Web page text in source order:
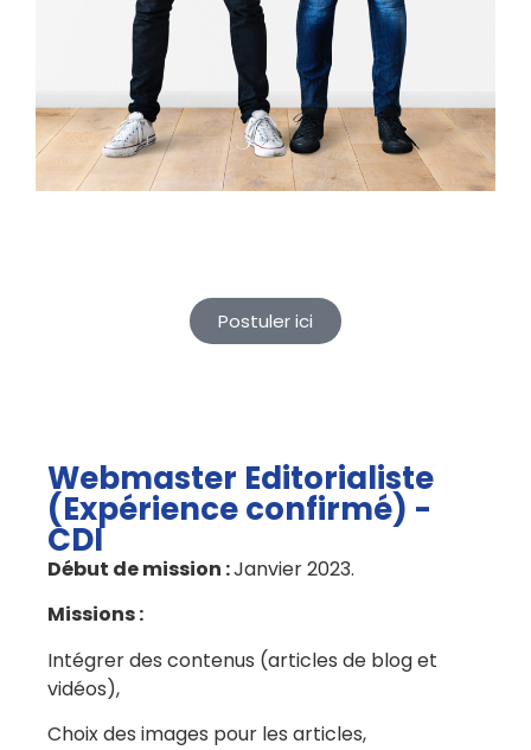
Postuler ici
Webmaster Editorialiste
(Expérience confirmé) -
CDI
Début de mission :Janvier 2023.
Missions :
Intégrer des contenus (articles de blog et
vidéos),
Choix des images pour les articles,